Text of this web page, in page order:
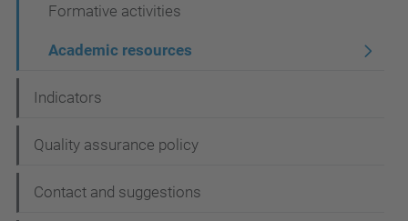
Formative activities
Academic resources
Indicators
Quality assurance policy
Contact and suggestions